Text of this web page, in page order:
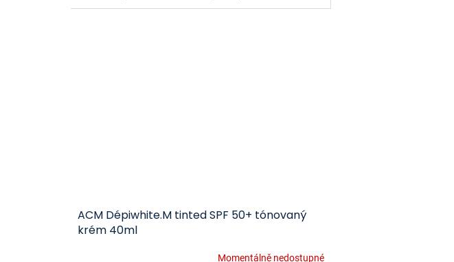
ACM Dépiwhite.M tinted SPF 50+ tónovaný
krém 40ml
Momentálně nedostupné